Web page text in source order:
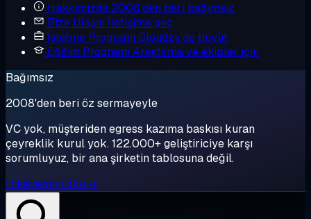
Hakkımızda 2008'den beri bağımsız
Bize Ulaşın İletişime geç
İşletme Programı Cloudzy'de büyüt
Eğitim Programı Araştırma ve ekipler için
Bağımsız
2008'den beri öz sermayeyle
VC yok, müşteriden egress kazıma baskısı kuran
çeyreklik kurul yok. 122.000+ geliştiriciye karşı
sorumluyuz, bir ana şirketin tablosuna değil.
Hikâyemizi oku →